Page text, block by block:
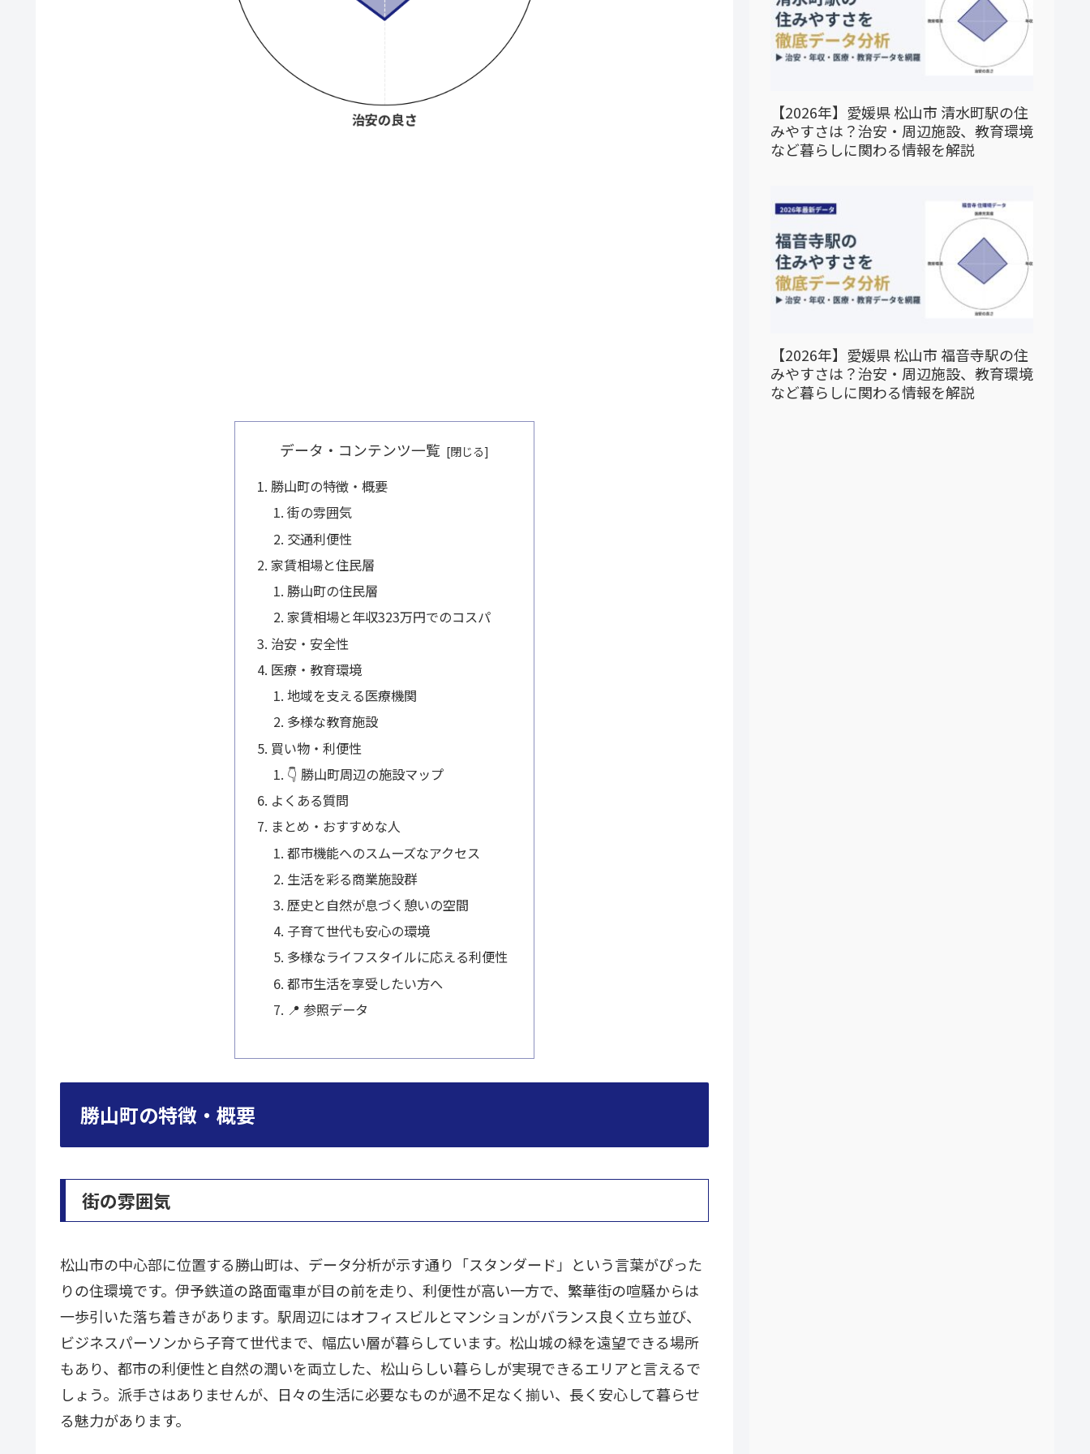
データ・コンテンツ一覧
勝山町の特徴・概要
街の雰囲気
交通利便性
家賃相場と住民層
勝山町の住民層
家賃相場と年収323万円でのコスパ
治安・安全性
医療・教育環境
地域を支える医療機関
多様な教育施設
買い物・利便性
👇 勝山町周辺の施設マップ
よくある質問
まとめ・おすすめな人
都市機能へのスムーズなアクセス
生活を彩る商業施設群
歴史と自然が息づく憩いの空間
子育て世代も安心の環境
多様なライフスタイルに応える利便性
都市生活を享受したい方へ
📍 参照データ
勝山町の特徴・概要
街の雰囲気
松山市の中心部に位置する勝山町は、データ分析が示す通り「スタンダード」という言葉がぴった
りの住環境です。伊予鉄道の路面電車が目の前を走り、利便性が高い一方で、繁華街の喧騒からは
一歩引いた落ち着きがあります。駅周辺にはオフィスビルとマンションがバランス良く立ち並び、
ビジネスパーソンから子育て世代まで、幅広い層が暮らしています。松山城の緑を遠望できる場所
もあり、都市の利便性と自然の潤いを両立した、松山らしい暮らしが実現できるエリアと言えるで
しょう。派手さはありませんが、日々の生活に必要なものが過不足なく揃い、長く安心して暮らせ
る魅力があります。
【2026年】愛媛県 松山市 清水町駅の住
みやすさは？治安・周辺施設、教育環境
など暮らしに関わる情報を解説
【2026年】愛媛県 松山市 福音寺駅の住
みやすさは？治安・周辺施設、教育環境
など暮らしに関わる情報を解説